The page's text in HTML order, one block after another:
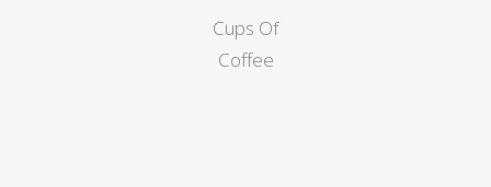
Cups Of
Coffee